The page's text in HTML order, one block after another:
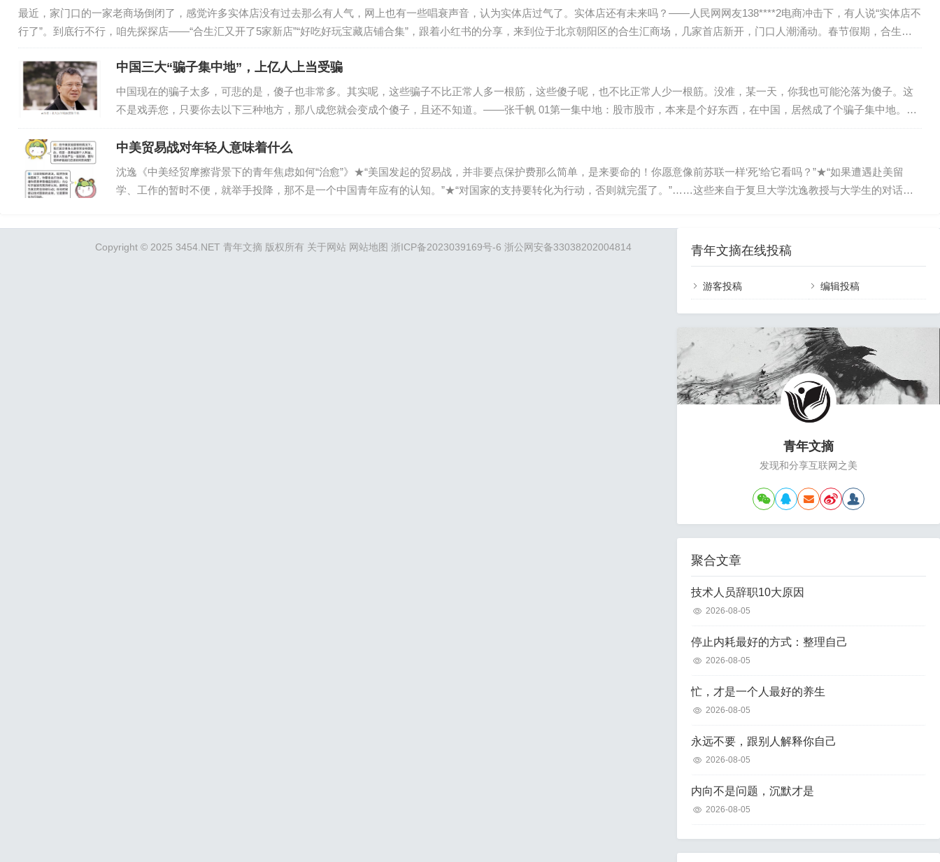
最近，家门口的一家老商场倒闭了，感觉许多实体店没有过去那么有人气，网上也有一些唱衰声音，认为实体店过气了。实体店还有未来吗？——人民网网友138****2电商冲击下，有人说“实体店不
行了”。到底行不行，咱先探探店——“合生汇又开了5家新店”“好吃好玩宝藏店铺合集”，跟着小红书的分享，来到位于北京朝阳区的合生汇商场，几家首店新开，门口人潮涌动。春节假期，合生汇
销售额同比增长近15%。河南许昌胖东来，一家企业带火一座城，被网友称为“没有淡季的‘6A级景区’”。2024年胖东来商贸集团13家门店，销售…
中国三大“骗子集中地”，上亿人上当受骗
中国现在的骗子太多，可悲的是，傻子也非常多。其实呢，这些骗子不比正常人多一根筋，这些傻子呢，也不比正常人少一根筋。没准，某一天，你我也可能沦落为傻子。这
不是戏弄您，只要你去以下三种地方，那八成您就会变成个傻子，且还不知道。——张千帆 01第一集中地：股市股市，本来是个好东西，在中国，居然成了个骗子集中地。企
业造假包装上市，大庄包装轿子上街，小股民最后抢着抬轿子，最后，才发现轿子里的金银财宝全不见了，是个空轿子，烂轿子！十多年来，中国股市本来就不符合股市应该
具备的正确的基因和体系，到现在…
中美贸易战对年轻人意味着什么
沈逸《中美经贸摩擦背景下的青年焦虑如何“治愈”》★“美国发起的贸易战，并非要点保护费那么简单，是来要命的！你愿意像前苏联一样‘死’给它看吗？”★“如果遭遇赴美留
学、工作的暂时不便，就举手投降，那不是一个中国青年应有的认知。”★“对国家的支持要转化为行动，否则就完蛋了。”……这些来自于复旦大学沈逸教授与大学生的对话，
谐共处”的，甚至还度过“…
青年文摘在线投稿
游客投稿 编辑投稿
青年文摘
发现和分享互联网之美
聚合文章
技术人员辞职10大原因
2026-08-05
停止内耗最好的方式：整理自己
2026-08-05
忙，才是一个人最好的养生
2026-08-05
永远不要，跟别人解释你自己
2026-08-05
内向不是问题，沉默才是
2026-08-05
Copyright © 2025 3454.NET 青年文摘 版权所有 关于网站 网站地图 浙ICP备2023039169号-6 浙公网安备33038202004814